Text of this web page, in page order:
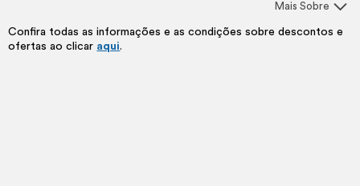
Mais Sobre
Confira todas as informações e as condições sobre descontos e
ofertas ao clicar aqui.